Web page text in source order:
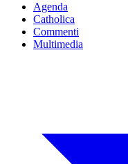
Agenda
Catholica
Commenti
Multimedia